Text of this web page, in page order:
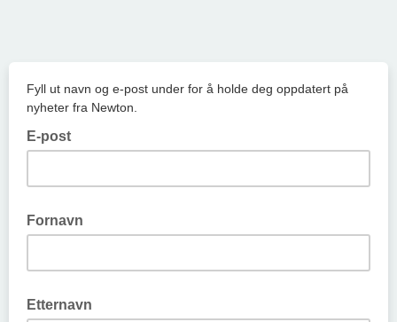
Fyll ut navn og e-post under for å holde deg oppdatert på
nyheter fra Newton.
E-post
Fornavn
Etternavn